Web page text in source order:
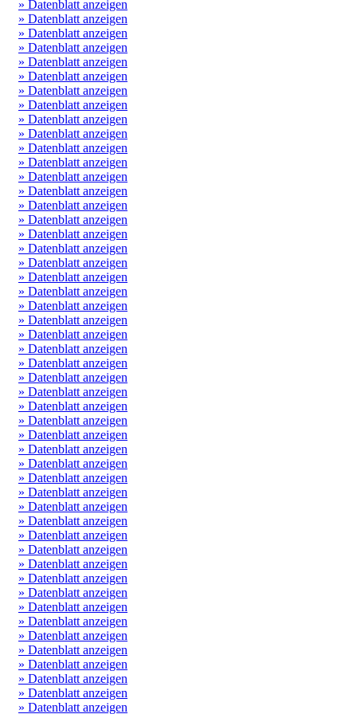
» Datenblatt anzeigen
» Datenblatt anzeigen
» Datenblatt anzeigen
» Datenblatt anzeigen
» Datenblatt anzeigen
» Datenblatt anzeigen
» Datenblatt anzeigen
» Datenblatt anzeigen
» Datenblatt anzeigen
» Datenblatt anzeigen
» Datenblatt anzeigen
» Datenblatt anzeigen
» Datenblatt anzeigen
» Datenblatt anzeigen
» Datenblatt anzeigen
» Datenblatt anzeigen
» Datenblatt anzeigen
» Datenblatt anzeigen
» Datenblatt anzeigen
» Datenblatt anzeigen
» Datenblatt anzeigen
» Datenblatt anzeigen
» Datenblatt anzeigen
» Datenblatt anzeigen
» Datenblatt anzeigen
» Datenblatt anzeigen
» Datenblatt anzeigen
» Datenblatt anzeigen
» Datenblatt anzeigen
» Datenblatt anzeigen
» Datenblatt anzeigen
» Datenblatt anzeigen
» Datenblatt anzeigen
» Datenblatt anzeigen
» Datenblatt anzeigen
» Datenblatt anzeigen
» Datenblatt anzeigen
» Datenblatt anzeigen
» Datenblatt anzeigen
» Datenblatt anzeigen
» Datenblatt anzeigen
» Datenblatt anzeigen
» Datenblatt anzeigen
» Datenblatt anzeigen
» Datenblatt anzeigen
» Datenblatt anzeigen
» Datenblatt anzeigen
» Datenblatt anzeigen
» Datenblatt anzeigen
» Datenblatt anzeigen